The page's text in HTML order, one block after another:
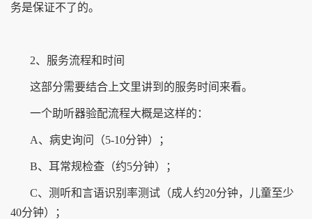
务是保证不了的。
2、服务流程和时间
这部分需要结合上文里讲到的服务时间来看。
一个助听器验配流程大概是这样的：
A、病史询问（5-10分钟）；
B、耳常规检查（约5分钟）；
C、测听和言语识别率测试（成人约20分钟，儿童至少
40分钟）；